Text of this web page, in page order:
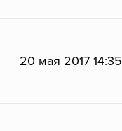
20 мая 2017 14:35